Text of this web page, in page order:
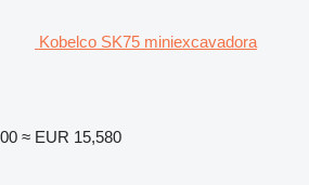
Kobelco SK75 miniexcavadora
≈ EUR 15,580